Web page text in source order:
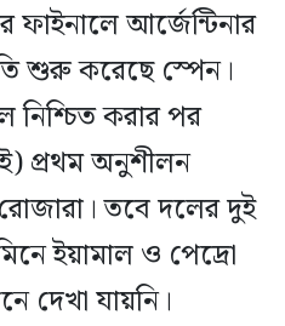
ফাইনালে আর্জেন্টিনার
শুরু করেছে স্পেন।
নিশ্চিত করার পর
প্রথম অনুশীলন
তবে দলের দুই
ইয়ামাল ও পেদ্রো
যায়নি।